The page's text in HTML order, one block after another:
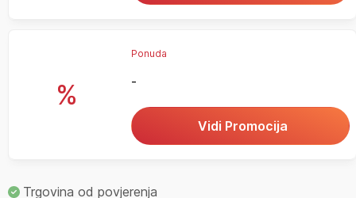
%
Ponuda
-
Vidi Promocija
Trgovina od povjerenja